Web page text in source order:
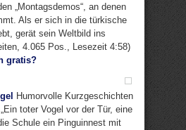
„Montagsdemos“, an denen
Als er sich in die türkische
gerät sein Weltbild ins
4.065 Pos., Lesezeit 4:58)
gratis?
Humorvolle Kurzgeschichten
toter Vogel vor der Tür, eine
Schule ein Pinguinnest mit